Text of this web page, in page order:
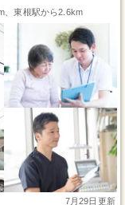
、東根駅から2.6km
7月29日更新